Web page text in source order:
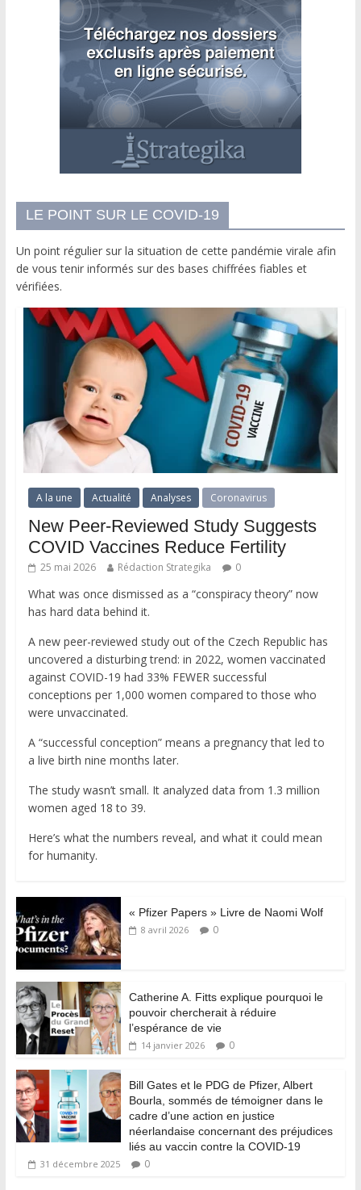
LE POINT SUR LE COVID-19
Un point régulier sur la situation de cette pandémie virale afin
de vous tenir informés sur des bases chiffrées fiables et
vérifiées.
A la une Actualité Analyses Coronavirus
New Peer-Reviewed Study Suggests
COVID Vaccines Reduce Fertility
25 mai 2026 Rédaction Strategika 0
What was once dismissed as a “conspiracy theory” now
has hard data behind it.
A new peer-reviewed study out of the Czech Republic has
uncovered a disturbing trend: in 2022, women vaccinated
against COVID-19 had 33% FEWER successful
conceptions per 1,000 women compared to those who
were unvaccinated.
A “successful conception” means a pregnancy that led to
a live birth nine months later.
The study wasn’t small. It analyzed data from 1.3 million
women aged 18 to 39.
Here’s what the numbers reveal, and what it could mean
for humanity.
« Pfizer Papers » Livre de Naomi Wolf
8 avril 2026 0
Catherine A. Fitts explique pourquoi le
pouvoir chercherait à réduire
l’espérance de vie
14 janvier 2026 0
Bill Gates et le PDG de Pfizer, Albert
Bourla, sommés de témoigner dans le
cadre d’une action en justice
néerlandaise concernant des préjudices
liés au vaccin contre la COVID-19
31 décembre 2025 0